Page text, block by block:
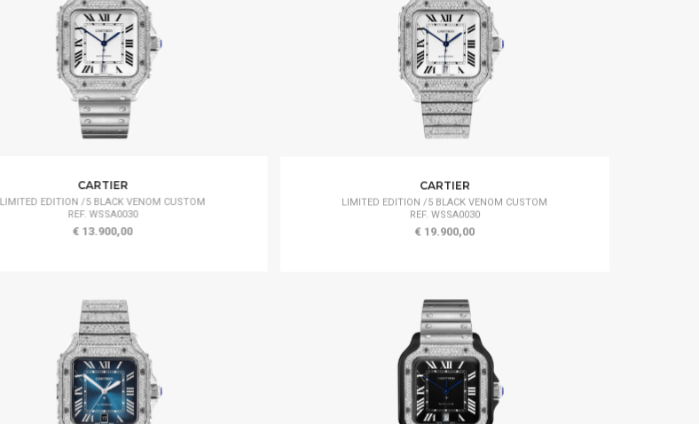
CARTIER
LIMITED EDITION /5 BLACK VENOM CUSTOM
REF. WSSA0030
€ 13.900,00
CARTIER
LIMITED EDITION /5 BLACK VENOM CUSTOM
REF. WSSA0030
€ 19.900,00